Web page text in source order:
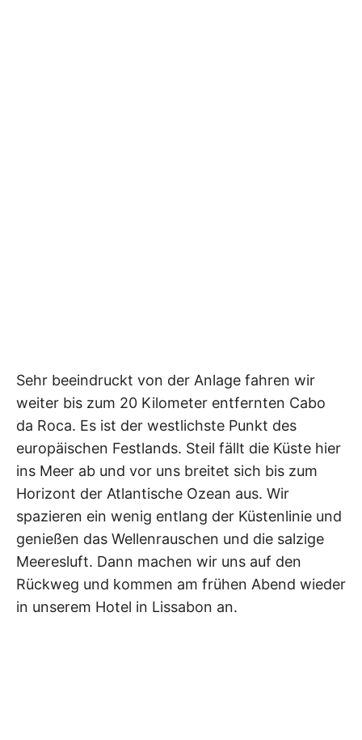
Sehr beeindruckt von der Anlage fahren wir
weiter bis zum 20 Kilometer entfernten Cabo
da Roca. Es ist der westlichste Punkt des
europäischen Festlands. Steil fällt die Küste hier
ins Meer ab und vor uns breitet sich bis zum
Horizont der Atlantische Ozean aus. Wir
spazieren ein wenig entlang der Küstenlinie und
genießen das Wellenrauschen und die salzige
Meeresluft. Dann machen wir uns auf den
Rückweg und kommen am frühen Abend wieder
in unserem Hotel in Lissabon an.